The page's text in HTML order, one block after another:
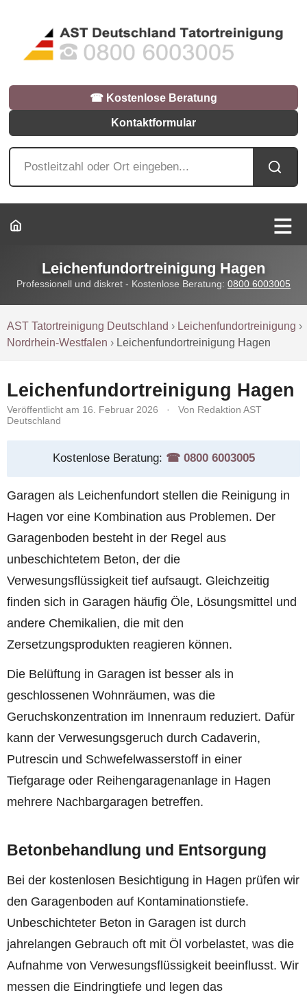
☎︎ Kostenlose Beratung
Kontaktformular
Leichenfundortreinigung Hagen
Professionell und diskret - Kostenlose Beratung: 0800 6003005
AST Tatortreinigung Deutschland › Leichenfundortreinigung ›
Nordrhein-Westfalen › Leichenfundortreinigung Hagen
Leichenfundortreinigung Hagen
Veröffentlicht am 16. Februar 2026 ·
Von Redaktion AST
Deutschland
Kostenlose Beratung: ☎︎ 0800 6003005
Garagen als Leichenfundort stellen die Reinigung in
Hagen vor eine Kombination aus Problemen. Der
Garagenboden besteht in der Regel aus
unbeschichtetem Beton, der die
Verwesungsflüssigkeit tief aufsaugt. Gleichzeitig
finden sich in Garagen häufig Öle, Lösungsmittel und
andere Chemikalien, die mit den
Zersetzungsprodukten reagieren können.
Die Belüftung in Garagen ist besser als in
geschlossenen Wohnräumen, was die
Geruchskonzentration im Innenraum reduziert. Dafür
kann der Verwesungsgeruch durch Cadaverin,
Putrescin und Schwefelwasserstoff in einer
Tiefgarage oder Reihengaragenanlage in Hagen
mehrere Nachbargaragen betreffen.
Betonbehandlung und Entsorgung
Bei der kostenlosen Besichtigung in Hagen prüfen wir
den Garagenboden auf Kontaminationstiefe.
Unbeschichteter Beton in Garagen ist durch
jahrelangen Gebrauch oft mit Öl vorbelastet, was die
Aufnahme von Verwesungsflüssigkeit beeinflusst. Wir
messen die Eindringtiefe und legen das